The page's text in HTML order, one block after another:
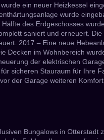
ein neuer Heizkessel
wurde
des Erdgeschosses
saniert und erneuert. Die
2017 – Eine neue
Decken im Wohnbereich
der elektrischen
sicheren Stauraum für Ihre
der Garage weiteren
Bungalows in Otterstadt